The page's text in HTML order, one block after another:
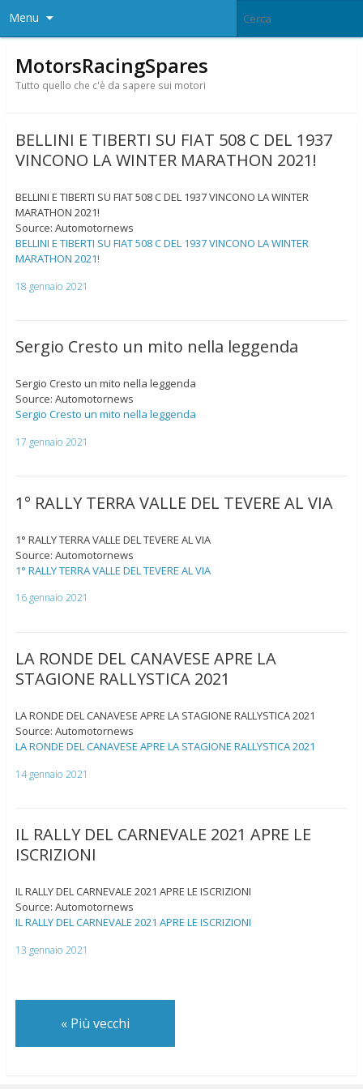
Menu
MotorsRacingSpares
Tutto quello che c'è da sapere sui motori
BELLINI E TIBERTI SU FIAT 508 C DEL 1937
VINCONO LA WINTER MARATHON 2021!
BELLINI E TIBERTI SU FIAT 508 C DEL 1937 VINCONO LA WINTER
MARATHON 2021!
Source: Automotornews
BELLINI E TIBERTI SU FIAT 508 C DEL 1937 VINCONO LA WINTER
MARATHON 2021!
18 gennaio 2021
Sergio Cresto un mito nella leggenda
Sergio Cresto un mito nella leggenda
Source: Automotornews
Sergio Cresto un mito nella leggenda
17 gennaio 2021
1° RALLY TERRA VALLE DEL TEVERE AL VIA
1° RALLY TERRA VALLE DEL TEVERE AL VIA
Source: Automotornews
1° RALLY TERRA VALLE DEL TEVERE AL VIA
16 gennaio 2021
LA RONDE DEL CANAVESE APRE LA
STAGIONE RALLYSTICA 2021
LA RONDE DEL CANAVESE APRE LA STAGIONE RALLYSTICA 2021
Source: Automotornews
LA RONDE DEL CANAVESE APRE LA STAGIONE RALLYSTICA 2021
14 gennaio 2021
IL RALLY DEL CARNEVALE 2021 APRE LE
ISCRIZIONI
IL RALLY DEL CARNEVALE 2021 APRE LE ISCRIZIONI
Source: Automotornews
IL RALLY DEL CARNEVALE 2021 APRE LE ISCRIZIONI
13 gennaio 2021
«Più vecchi